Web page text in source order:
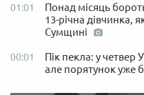
01:01
Понад місяць
13-річна дівчинка,
Сумщині
00:01
Пік пекла: у четвер
але порятунок уже